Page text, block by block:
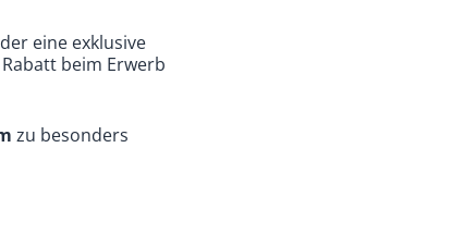
eine exklusive
beim Erwerb
zu besonders